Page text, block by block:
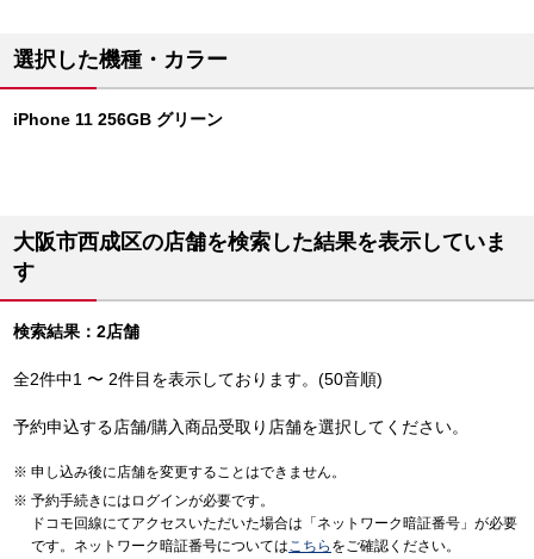
選択した機種・カラー
iPhone 11 256GB グリーン
大阪市西成区の店舗を検索した結果を表示していま
す
検索結果：2店舗
全2件中1 〜 2件目を表示しております。(50音順)
予約申込する店舗/購入商品受取り店舗を選択してください。
申し込み後に店舗を変更することはできません。
予約手続きにはログインが必要です。
ドコモ回線にてアクセスいただいた場合は「ネットワーク暗証番号」が必要
です。ネットワーク暗証番号についてはこちら をご確認ください。